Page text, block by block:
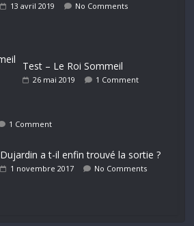
13 avril 2019 No Comments
Test – Le Roi Sommeil
26 mai 2019 1 Comment
1 Comment
Dujardin a t-il enfin trouvé la sortie ?
1 novembre 2017 No Comments